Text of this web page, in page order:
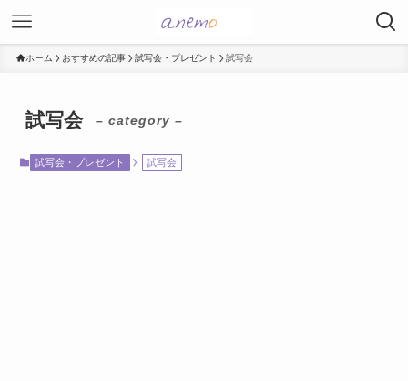
ホーム おすすめの記事 試写会・プレゼント 試写会
試写会 – category –
試写会・プレゼント 試写会